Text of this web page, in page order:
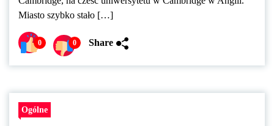
Miasto szybko stało […]
0 0 Share
Ogólne